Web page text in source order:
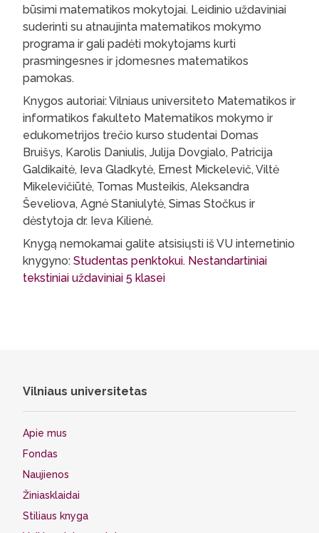
būsimi matematikos mokytojai. Leidinio uždaviniai
suderinti su atnaujinta matematikos mokymo
programa ir gali padėti mokytojams kurti
prasmingesnes ir įdomesnes matematikos
pamokas.
Knygos autoriai: Vilniaus universiteto Matematikos ir
informatikos fakulteto Matematikos mokymo ir
edukometrijos trečio kurso studentai Domas
Bruišys, Karolis Daniulis, Julija Dovgialo, Patricija
Galdikaitė, Ieva Gladkytė, Ernest Mickelevič, Viltė
Mikelevičiūtė, Tomas Musteikis, Aleksandra
Ševeliova, Agnė Staniulytė, Simas Stočkus ir
dėstytoja dr. Ieva Kilienė.
Knygą nemokamai galite atsisiųsti iš VU internetinio
knygyno: Studentas penktokui. Nestandartiniai
tekstiniai uždaviniai 5 klasei
Vilniaus universitetas
Apie mus
Fondas
Naujienos
Žiniasklaidai
Stiliaus knyga